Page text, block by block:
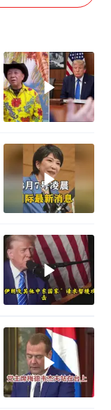
U17国足点球大战淘汰河床晋级决赛
79岁老人被城管撞倒后离世案一审开庭